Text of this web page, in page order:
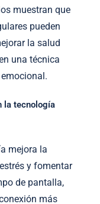
muestran que
pueden
la salud
una técnica
la tecnología
mejora la
y fomentar
de pantalla,
más